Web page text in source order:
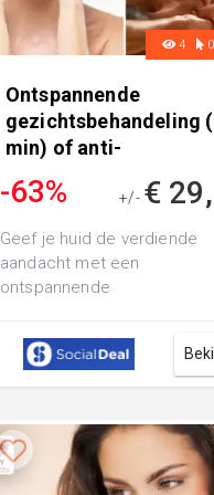
4
Ontspannende
gezichtsbehandeling
min) of anti-
-63% +/- €
Geef je huid de verdiende
aandacht met een
ontspannende
Salon de beautÃ©
ga v...